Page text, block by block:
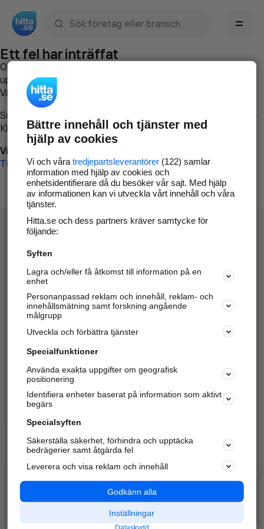
Ett fel har inträffat
Om du vill kan du
uppstod så att vi lättare och snabbare kan avhjälpa det.
Vänligen försök med följande:
Surfa till
Klicka påTillbaka-knappen i webbläsaren och försök igen
Vi beklagar besväret!
Till startsidan
Hitta.se - Gratis nummerupplysning.
Sök företag, personer och platser.
Hitta telefonnummer, adresser, företagsinfo mm.
Marknadsför företaget
Kom igång och annonsera mot
samarbetspartners nära dig.
Alla kategorier
Populära sökningar
API & Kartor
Annonsera
Integritet
Nödnummer
Bättre innehåll och tjänster med
hjälp av cookies
Vi och våra tredjepartsleverantörer(122) samlar
information med hjälp av cookies och
enhetsidentifierare då du besöker vår sajt. Med hjälp
av informationen kan vi utveckla vårt innehåll och våra
tjänster.
Hitta.se och dess partners kräver samtycke för
följande:
Syften
Lagra och/eller få åtkomst till information på en
enhet
Personanpassad reklam och innehåll, reklam- och
innehållsmätning samt forskning angående
målgrupp
Utveckla och förbättra tjänster
Specialfunktioner
Använda exakta uppgifter om geografisk
positionering
Identifiera enheter baserat på information som aktivt
begärs
Specialsyften
Säkerställa säkerhet, förhindra och upptäcka
bedrägerier samt åtgärda fel
Leverera och visa reklam och innehåll
Godkänn alla
Inställningar
Dataskydd